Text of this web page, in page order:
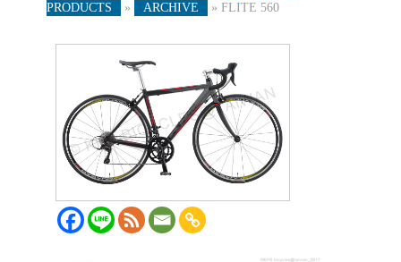
PRODUCTS
» ARCHIVE » FLITE 560